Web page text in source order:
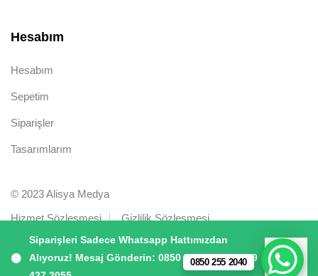
Siparişleri Sadece Whatsapp Hattımızdan
Alıyoruz! Mesaj Gönderin: 0850 255 2040 | 0539
Kapat
Hesabım
Hesabım
Sepetim
Siparişler
Tasarımlarım
© 2023 Alisya Medya
Hizmet Sözleşmesi
Gizlilik Sözleşmesi
0850 255 2040